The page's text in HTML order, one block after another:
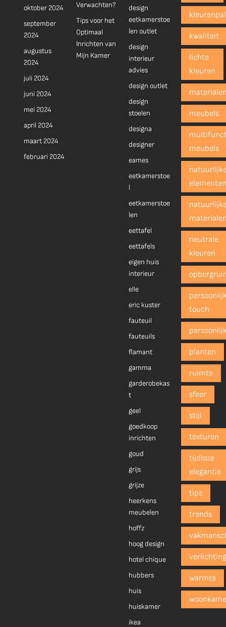
oktober 2024
september
2024
augustus
2024
juli 2024
juni 2024
mei 2024
april 2024
maart 2024
februari 2024
Verwachten?
Tips voor het
Optimaal
Inrichten van
Mijn Kamer
design
eetkamerstoe
len outlet
design
interieur
advies
design outlet
design
stoelen
designa
designer
eames
eetkamerstoe
l
eetkamerstoe
len
eettafel
eettafels
eigen huis
interieur
elle
eric kuster
fauteuil
fauteuils
flamant
gamma
garderobekas
t
geel
goedkoop
inrichten
goud
grijs
grijze
heerkens
meubelen
hoffz
hoog design
hotel chique
hubbers
huis
huiskamer
ikea
kwaliteit
lichte
kleuren
meubels
meubels
neutrale
kleuren
touch
planten
ruimte
sfeer
stijl
texturen
tijdloze
elegantie
tips
trends
warmte